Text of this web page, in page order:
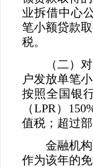
业拆借中心
笔小额贷款
税。
（二）对
户发放单笔
按照全国银
（LPR）
值税；超过
金融机构
作为该年的